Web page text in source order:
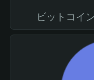
ビットコイ